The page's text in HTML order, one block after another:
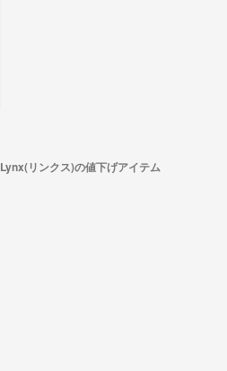
Lynx(リンクス)の値下げアイテム